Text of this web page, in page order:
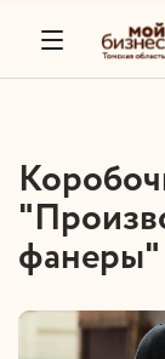
фанеры"